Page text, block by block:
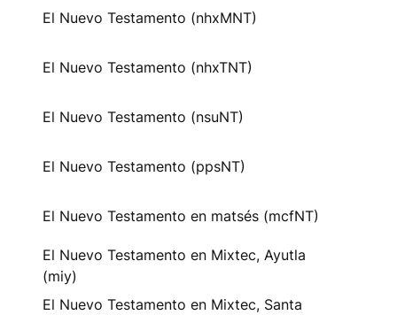
El Nuevo Testamento (nhxMNT)
El Nuevo Testamento (nhxTNT)
El Nuevo Testamento (nsuNT)
El Nuevo Testamento (ppsNT)
El Nuevo Testamento en matsés (mcfNT)
El Nuevo Testamento en Mixtec, Ayutla
(miy)
El Nuevo Testamento en Mixtec, Santa